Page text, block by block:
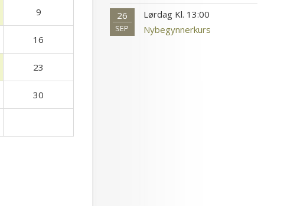
9
16
23
30
26
SEP
Lørdag Kl. 13:00
Nybegynnerkurs